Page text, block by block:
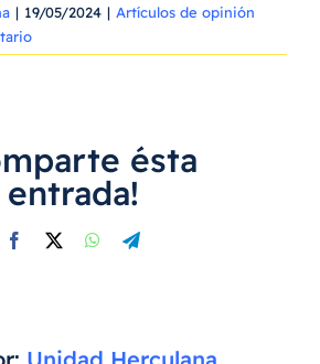
| 19/05/2024 | Artículos de opinión
ésta
entrada!
Facebook WhatsAppTelegram